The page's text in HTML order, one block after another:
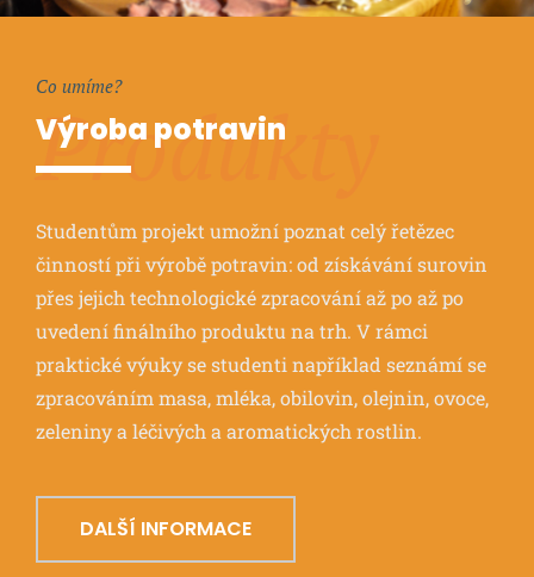
Produkty
Co umíme?
Výroba potravin
Studentům projekt umožní poznat celý řetězec
činností při výrobě potravin: od získávání surovin
přes jejich technologické zpracování až po až po
uvedení finálního produktu na trh. V rámci
praktické výuky se studenti například seznámí se
zpracováním masa, mléka, obilovin, olejnin, ovoce,
zeleniny a léčivých a aromatických rostlin.
DALŠÍ INFORMACE